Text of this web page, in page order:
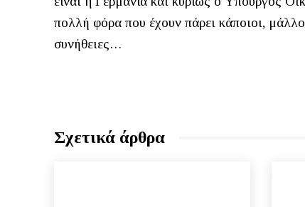
πολλή φόρα που έχουν πάρει κάποιοι,
συνήθειες…
Σχετικά άρθρα